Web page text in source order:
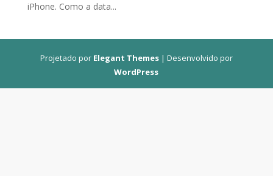
iPhone. Como a data...
Projetado por Elegant Themes| Desenvolvido por
WordPress